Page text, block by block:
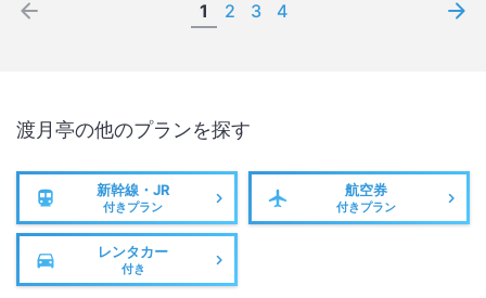
1 2 3 4
渡月亭の他のプランを探す
新幹線・JR
付きプラン
航空券
付きプラン
レンタカー
付き